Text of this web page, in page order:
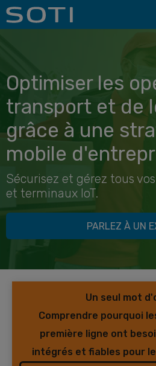
Optimiser les
transport et de
grâce à une
mobile
Sécurisez et gérez tous
et terminaux IoT.
PARLEZ À UN
Un seul mot
Comprendre pourquoi
première ligne ont
intégrés et fiables pour